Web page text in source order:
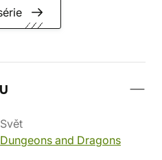
Svět
Dungeons and Dragons